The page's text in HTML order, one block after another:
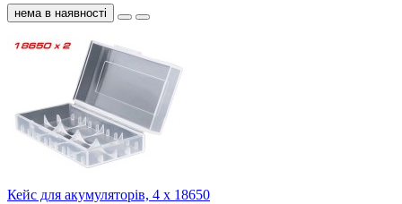
нема в наявності
Кейс для акумуляторів, 4 х 18650